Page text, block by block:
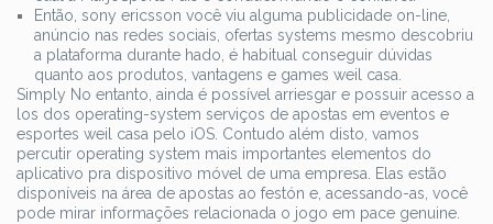
Então, sony ericsson você viu alguma publicidade on-line,
anúncio nas redes sociais, ofertas systems mesmo descobriu
a plataforma durante hado, é habitual conseguir dúvidas
quanto aos produtos, vantagens e games weil casa.
Simply No entanto, ainda é possível arriesgar e possuir acesso a
los dos operating-system serviços de apostas em eventos e
esportes weil casa pelo iOS. Contudo além disto, vamos
percutir operating system mais importantes elementos do
aplicativo pra dispositivo móvel de uma empresa. Elas estão
disponíveis na área de apostas ao festón e, acessando-as, você
pode mirar informações relacionada o jogo em pace genuine.